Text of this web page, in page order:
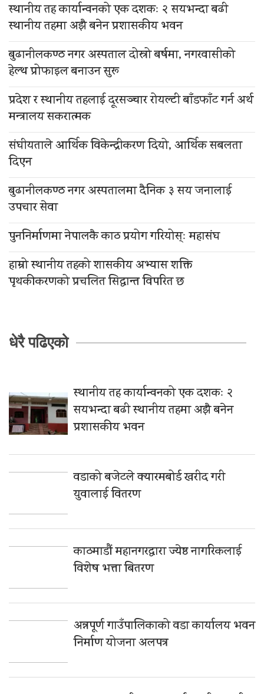
स्थानीय तह कार्यान्वनको एक दशकः २ सयभन्दा बढी
स्थानीय तहमा अझै बनेन प्रशासकीय भवन
बुढानीलकण्ठ नगर अस्पताल दोस्रो बर्षमा, नगरवासीको
हेल्थ प्रोफाइल बनाउन सुरू
प्रदेश र स्थानीय तहलाई दूरसञ्चार रोयल्टी बाँडफाँट गर्न अर्थ
मन्त्रालय सकरात्मक
संघीयताले आर्थिक विकेन्द्रीकरण दियो, आर्थिक सबलता
दिएन
बुढानीलकण्ठ नगर अस्पतालमा दैनिक ३ सय जनालाई
उपचार सेवा
पुननिर्माणमा नेपालकै काठ प्रयोग गरियोस्ः महासंघ
हाम्रो स्थानीय तहको शासकीय अभ्यास शक्ति
पृथकीकरणको प्रचलित सिद्धान्त विपरित छ
धेरै पढिएको
स्थानीय तह कार्यान्वनको एक दशकः २
सयभन्दा बढी स्थानीय तहमा अझै बनेन
प्रशासकीय भवन
वडाको बजेटले क्यारमबोर्ड खरीद गरी
युवालाई वितरण
काठमाडौं महानगरद्वारा ज्येष्ठ नागरिकलाई
विशेष भत्ता बितरण
अन्नपूर्ण गाउँपालिकाको वडा कार्यालय भवन
निर्माण योजना अलपत्र